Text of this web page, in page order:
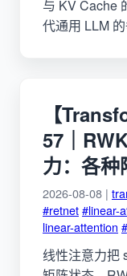
与 KV Cache
代通用 LLM 的
【
57｜
力：各
2026-08-08 |
#retnet#linear-
linear-attention
线性注意力把